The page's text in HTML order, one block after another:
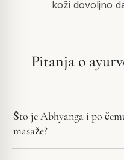
koži dovoljno
Pitanja o
Što je Abhyanga i po
masaže?